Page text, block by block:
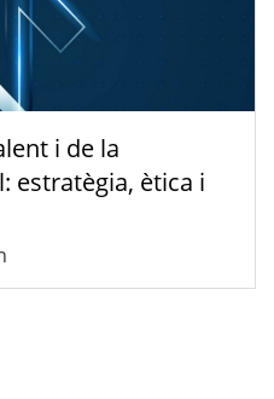
i de la
estratègia, ètica i